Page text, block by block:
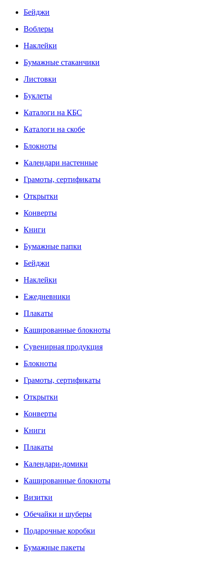
Бейджи
Воблеры
Наклейки
Бумажные стаканчики
Листовки
Буклеты
Каталоги на КБС
Каталоги на скобе
Блокноты
Календари настенные
Грамоты, сертификаты
Открытки
Конверты
Книги
Бумажные папки
Бейджи
Наклейки
Ежедневники
Плакаты
Кашированные блокноты
Сувенирная продукция
Блокноты
Грамоты, сертификаты
Открытки
Конверты
Книги
Плакаты
Календари-домики
Кашированные блокноты
Визитки
Обечайки и шуберы
Подарочные коробки
Бумажные пакеты